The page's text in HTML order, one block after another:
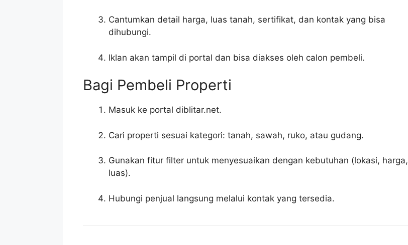
Cantumkan detail harga, luas tanah, sertifikat, dan kontak yang bisa
dihubungi.
Iklan akan tampil di portal dan bisa diakses oleh calon pembeli.
Bagi Pembeli Properti
Masuk ke portal diblitar.net.
Cari properti sesuai kategori: tanah, sawah, ruko, atau gudang.
Gunakan fitur filter untuk menyesuaikan dengan kebutuhan (lokasi, harga,
luas).
Hubungi penjual langsung melalui kontak yang tersedia.